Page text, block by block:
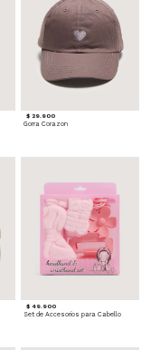
$ 29.900
Gorra Corazon
$ 49.900
Set de Accesorios para Cabello